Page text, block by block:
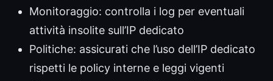
Monitoraggio: controlla i log per eventuali
attività insolite sull’IP dedicato
Politiche: assicurati che l’uso dell’IP dedicato
rispetti le policy interne e leggi vigenti